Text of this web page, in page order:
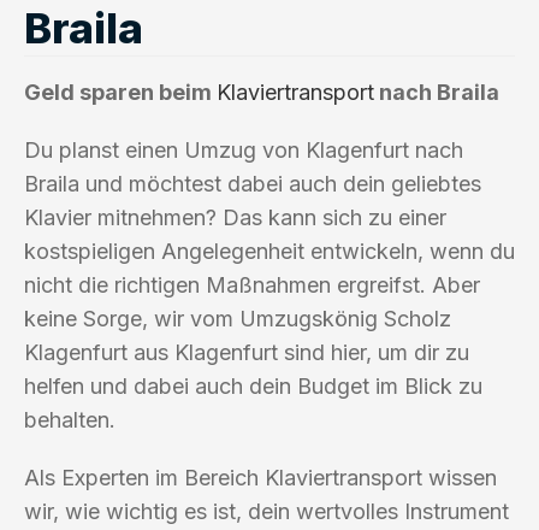
Braila
Geld sparen beim Klaviertransport nach Braila
Du planst einen Umzug von Klagenfurt nach
Braila und möchtest dabei auch dein geliebtes
Klavier mitnehmen? Das kann sich zu einer
kostspieligen Angelegenheit entwickeln, wenn du
nicht die richtigen Maßnahmen ergreifst. Aber
keine Sorge, wir vom Umzugskönig Scholz
Klagenfurt aus Klagenfurt sind hier, um dir zu
helfen und dabei auch dein Budget im Blick zu
behalten.
Als Experten im Bereich Klaviertransport wissen
wir, wie wichtig es ist, dein wertvolles Instrument